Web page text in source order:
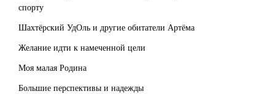
спорту
Шахтёрский УдОль и другие обитатели Артёма
Желание идти к намеченной цели
Моя малая Родина
Большие перспективы и надежды